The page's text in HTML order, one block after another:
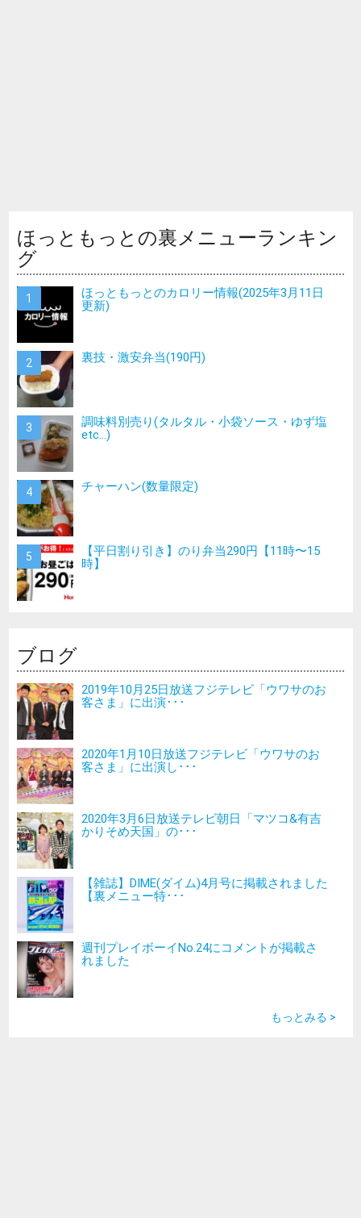
ほっともっとの裏メニューランキン
グ
ほっともっとのカロリー情報(2025年3月11日
更新)
裏技・激安弁当(190円)
調味料別売り(タルタル・小袋ソース・ゆず塩
etc…)
チャーハン(数量限定)
【平日割り引き】のり弁当290円【11時〜15
時】
ブログ
2019年10月25日放送フジテレビ「ウワサのお
客さま」に出演･･･
2020年1月10日放送フジテレビ「ウワサのお
客さま」に出演し･･･
2020年3月6日放送テレビ朝日「マツコ&有吉
かりそめ天国」の･･･
【雑誌】DIME(ダイム)4月号に掲載されました
【裏メニュー特･･･
週刊プレイボーイNo.24にコメントが掲載さ
れました
もっとみる >